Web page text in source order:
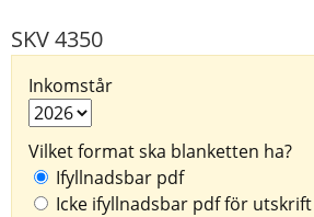
SKV 4350
Inkomstår
Vilket format ska blanketten ha?
Ifyllnadsbar pdf
Icke ifyllnadsbar pdf för utskrift